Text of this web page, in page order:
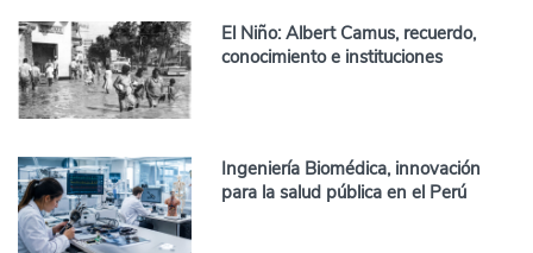
El Niño: Albert Camus, recuerdo,
conocimiento e instituciones
Ingeniería Biomédica, innovación
para la salud pública en el Perú